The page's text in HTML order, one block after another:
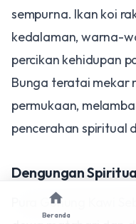
sempurna. Ikan koi
kedalaman, warna-
percikan kehidupan
Bunga teratai mekar
permukaan,
pencerahan spiritual
​Dengungan
​Pura Gunung Kawi
home
Beranda